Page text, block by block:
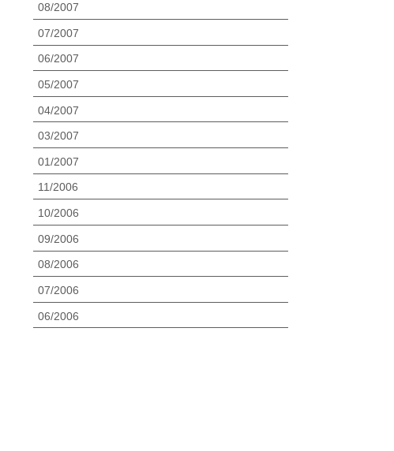
08/2007
07/2007
06/2007
05/2007
04/2007
03/2007
01/2007
11/2006
10/2006
09/2006
08/2006
07/2006
06/2006